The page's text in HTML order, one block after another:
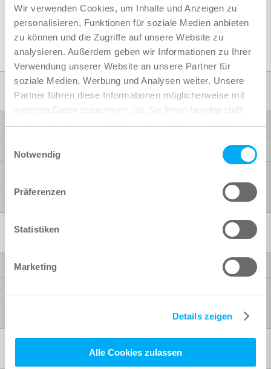
Wir verwenden Cookies, um Inhalte und Anzeigen zu
personalisieren, Funktionen für soziale Medien anbieten
zu können und die Zugriffe auf unsere Website zu
analysieren. Außerdem geben wir Informationen zu Ihrer
Verwendung unserer Website an unsere Partner für
soziale Medien, Werbung und Analysen weiter. Unsere
Partner führen diese Informationen möglicherweise mit
weiteren Daten zusammen, die Sie ihnen bereitgestellt
haben oder die sie im Rahmen Ihrer Nutzung der Dienste
Notwendig
Präferenzen
Statistiken
Marketing
Details zeigen
Alle Cookies zulassen
Ausbildung
Workshops
Consulting
Projekte